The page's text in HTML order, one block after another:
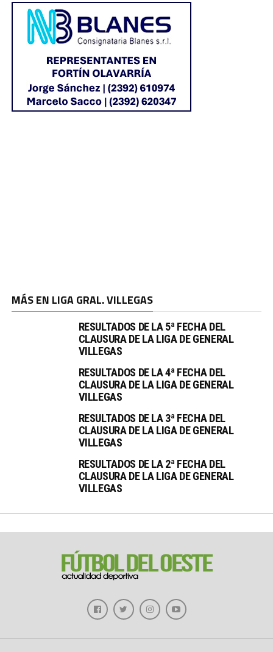
MÁS EN LIGA GRAL. VILLEGAS
RESULTADOS DE LA 5ª FECHA DEL
CLAUSURA DE LA LIGA DE GENERAL
VILLEGAS
RESULTADOS DE LA 4ª FECHA DEL
CLAUSURA DE LA LIGA DE GENERAL
VILLEGAS
RESULTADOS DE LA 3ª FECHA DEL
CLAUSURA DE LA LIGA DE GENERAL
VILLEGAS
RESULTADOS DE LA 2ª FECHA DEL
CLAUSURA DE LA LIGA DE GENERAL
VILLEGAS